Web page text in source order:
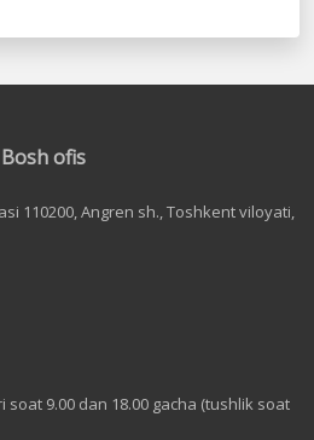
Bosh ofis
110200, Angren sh., Toshkent viloyati,
9.00 dan 18.00 gacha (tushlik soat